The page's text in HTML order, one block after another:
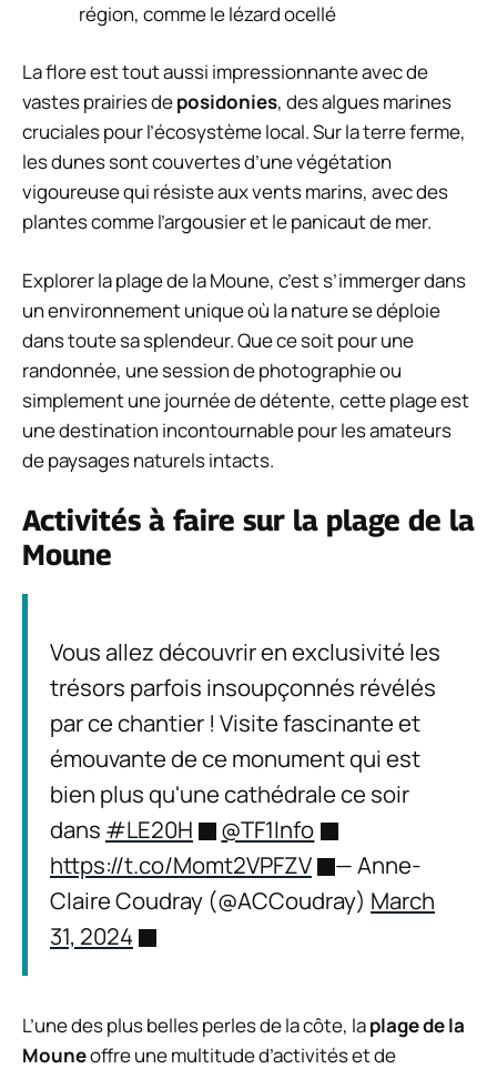
région, comme le lézard ocellé
La flore est tout aussi impressionnante avec de
vastes prairies deposidonies, des algues marines
cruciales pour l’écosystème local. Sur la terre ferme,
les dunes sont couvertes d’une végétation
vigoureuse qui résiste aux vents marins, avec des
plantes comme l’argousier et le panicaut de mer.
Explorer la plage de la Moune, c’est s’immerger dans
un environnement unique où la nature se déploie
dans toute sa splendeur. Que ce soit pour une
randonnée, une session de photographie ou
simplement une journée de détente, cette plage est
une destination incontournable pour les amateurs
de paysages naturels intacts.
Activités à faire sur la plage de la
Moune
Vous allez découvrir en exclusivité les
trésors parfois insoupçonnés révélés
par ce chantier ! Visite fascinante et
émouvante de ce monument qui est
bien plus qu'une cathédrale ce soir
dans #LE20H
@TF1Info
https://t.co/Momt2VPFZV
— Anne-
Claire Coudray (@ACCoudray) March
31, 2024
L’une des plus belles perles de la côte, laplage de la
Mouneoffre une multitude d’activités et de